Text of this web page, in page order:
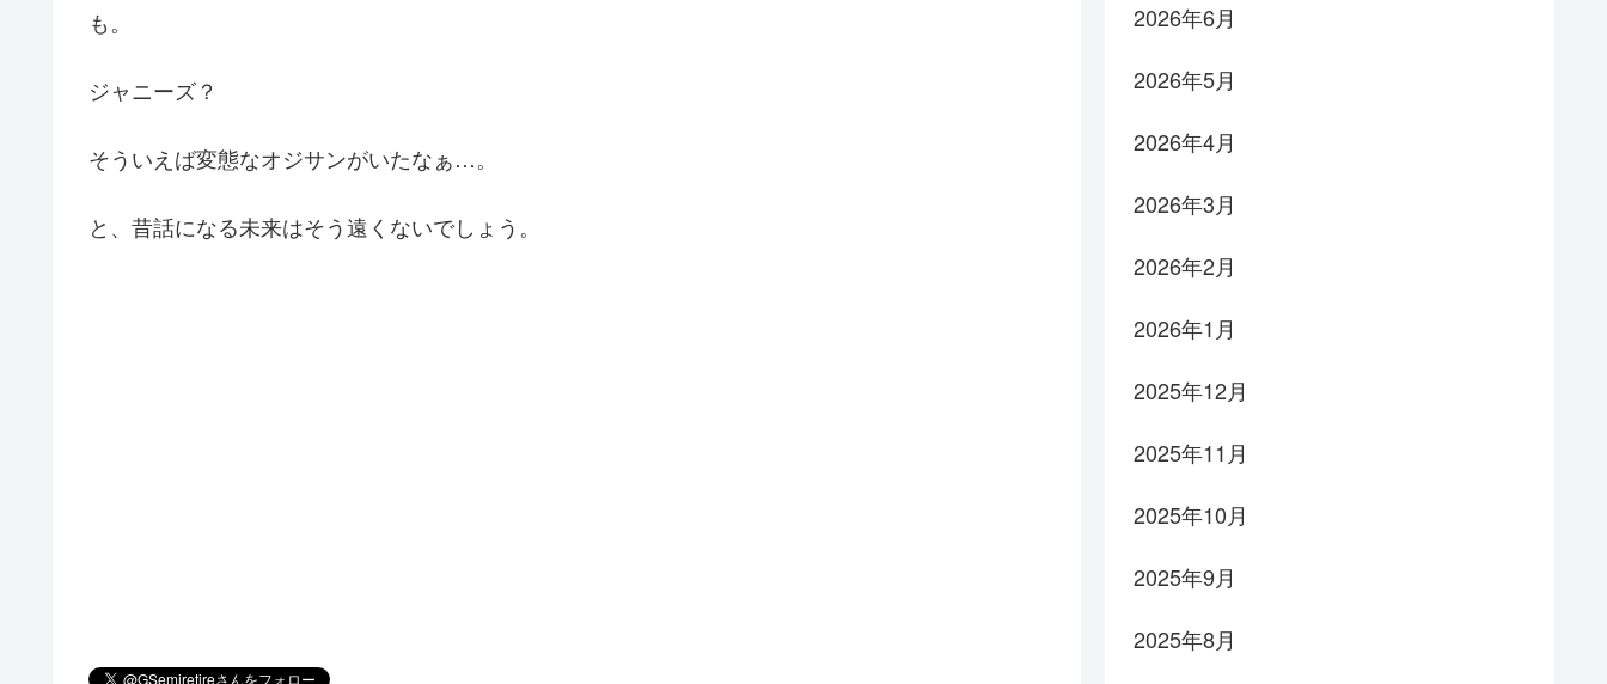
も。
ジャニーズ？
そういえば変態なオジサンがいたなぁ…。
と、昔話になる未来はそう遠くないでしょう。
2026年6月
2026年5月
2026年4月
2026年3月
2026年2月
2026年1月
2025年12月
2025年11月
2025年10月
2025年9月
2025年8月